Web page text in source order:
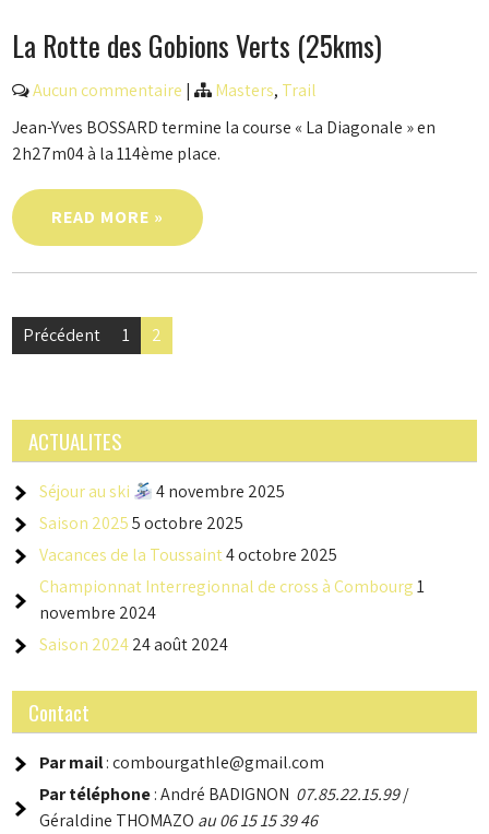
La Rotte des Gobions Verts (25kms)
Aucun commentaire | Masters, Trail
Jean-Yves BOSSARD termine la course « La Diagonale » en
2h27m04 à la 114ème place.
READ MORE »
Navigation
articles
Précédent 1 2
ACTUALITES
Séjour au ski
4 novembre 2025
Saison 2025 5 octobre 2025
Vacances de la Toussaint4 octobre 2025
Championnat Interregionnal de cross à Combourg 1
novembre 2024
Saison 202424 août 2024
Contact
Par mail: combourgathle@gmail.com
Par téléphone: André BADIGNON 07.85.22.15.99/
Géraldine THOMAZO au 06 15 15 39 46